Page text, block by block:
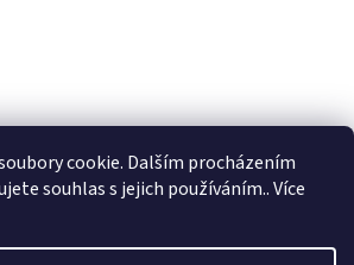
cookie. Dalším procházením
souhlas s jejich používáním.. Více